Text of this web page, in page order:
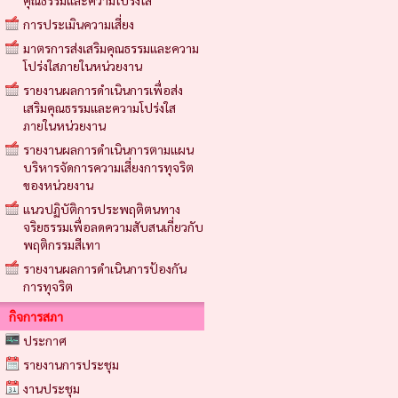
การประเมินความเสี่ยง
มาตรการส่งเสริมคุณธรรมและความ
โปร่งใสภายในหน่วยงาน
รายงานผลการดำเนินการเพื่อส่ง
เสริมคุณธรรมและความโปร่งใส
ภายในหน่วยงาน
รายงานผลการดำเนินการตามแผน
บริหารจัดการความเสี่ยงการทุจริต
ของหน่วยงาน
แนวปฏิบัติการประพฤติตนทาง
จริยธรรมเพื่อลดความสับสนเกี่ยวกับ
พฤติกรรมสีเทา
รายงานผลการดำเนินการป้องกัน
การทุจริต
กิจการสภา
ประกาศ
รายงานการประชุม
งานประชุม